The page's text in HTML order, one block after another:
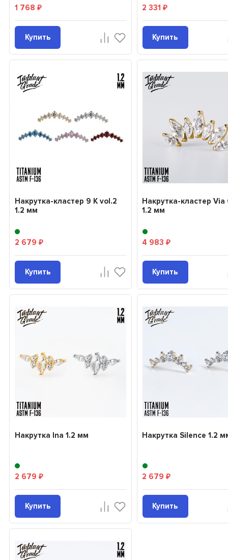
1 768₽
Купить
2 331₽
Купить
Накрутка-кластер 9 K vol.2
1.2 мм
2 679₽
Купить
Накрутка-кластер Via
1.2 мм
4 983₽
Купить
Накрутка Ina 1.2 мм
2 679₽
Купить
Накрутка Silence 1.2
2 679₽
Купить